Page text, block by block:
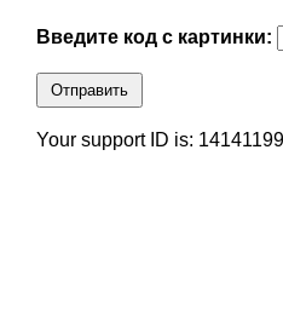
Введите код с картинки:
Отправить
Your support ID is: